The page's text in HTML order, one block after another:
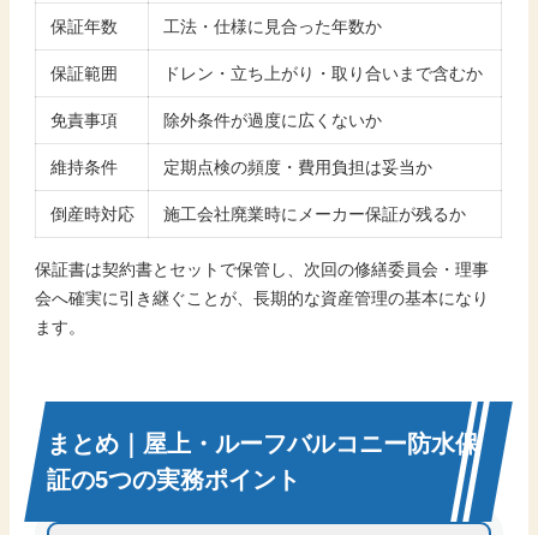
保証年数 工法・仕様に見合った年数か
保証範囲 ドレン・立ち上がり・取り合いまで含むか
免責事項 除外条件が過度に広くないか
維持条件 定期点検の頻度・費用負担は妥当か
倒産時対応 施工会社廃業時にメーカー保証が残るか
保証書は契約書とセットで保管し、次回の修繕委員会・理事
会へ確実に引き継ぐことが、長期的な資産管理の基本になり
ます。
まとめ｜屋上・ルーフバルコニー防水保
証の5つの実務ポイント